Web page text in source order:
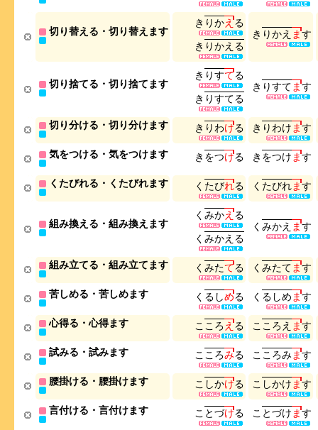
切り替える・切り替えます
き りかえる
き りかえ る
き りかえ ます
切り捨てる・切り捨てます
き りすてる
き りすてる
き りすて ます
切り分ける・切り分けます き り わける き り わけ ます
気をつける・気をつけます き をつける き をつけ ます
くたびれる・くたびれます く たびれる く たびれます
組み換える・組み換えます
く みかえる
く みかえ る
く みかえ ます
組み立てる・組み立てます く みたてる く みたて ます
苦しめる・苦しめます く る しめる く る しめ ます
心得る・心得ます こ こ ろ える こ こ ろ え ます
試みる・試みます こ こ ろみる こ こ ろみます
腰掛ける・腰掛けます こ しかける こ しかけ ます
言付ける・言付けます こ とづける こ とづけ ます